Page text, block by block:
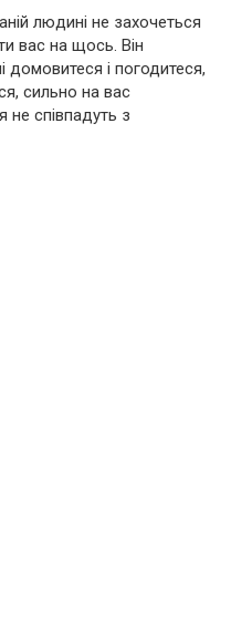
людині не захочеться
вас на щось. Він
домовитеся і погодитеся,
сильно на вас
не співпадуть з